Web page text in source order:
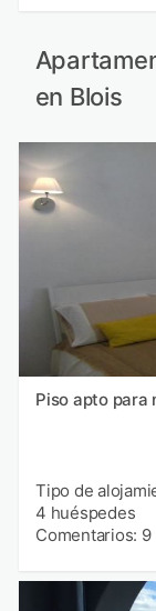
en Blois
Piso apto para
Tipo de
4 huéspedes
Comentarios: 9